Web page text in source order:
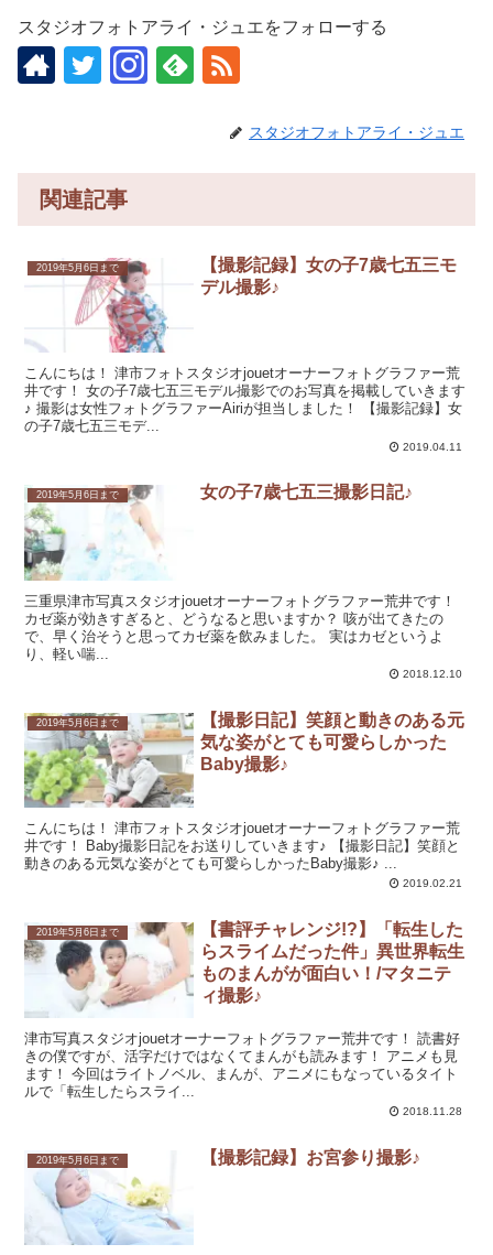
スタジオフォトアライ・ジュエをフォローする
スタジオフォトアライ・ジュエ
関連記事
2019年5月6日まで
【撮影記録】女の子7歳七五三モ
デル撮影♪
こんにちは！ 津市フォトスタジオjouetオーナーフォトグラファー荒
井です！ 女の子7歳七五三モデル撮影でのお写真を掲載していきます
♪ 撮影は女性フォトグラファーAiriが担当しました！ 【撮影記録】女
の子7歳七五三モデ...
2019.04.11
2019年5月6日まで 女の子7歳七五三撮影日記♪
三重県津市写真スタジオjouetオーナーフォトグラファー荒井です！
カゼ薬が効きすぎると、どうなると思いますか？ 咳が出てきたの
で、早く治そうと思ってカゼ薬を飲みました。 実はカゼというよ
り、軽い喘...
2018.12.10
2019年5月6日まで
【撮影日記】笑顔と動きのある元
気な姿がとても可愛らしかった
Baby撮影♪
こんにちは！ 津市フォトスタジオjouetオーナーフォトグラファー荒
井です！ Baby撮影日記をお送りしていきます♪ 【撮影日記】笑顔と
動きのある元気な姿がとても可愛らしかったBaby撮影♪ ...
2019.02.21
2019年5月6日まで
【書評チャレンジ!?】「転生した
らスライムだった件」異世界転生
ものまんがが面白い！/マタニテ
ィ撮影♪
津市写真スタジオjouetオーナーフォトグラファー荒井です！ 読書好
きの僕ですが、活字だけではなくてまんがも読みます！ アニメも見
ます！ 今回はライトノベル、まんが、アニメにもなっているタイト
ルで「転生したらスライ...
2018.11.28
2019年5月6日まで 【撮影記録】お宮参り撮影♪